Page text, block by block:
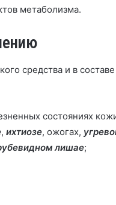
метаболизма.
средства и в
состояниях
, ихтиозе, ожогах,
лишае;